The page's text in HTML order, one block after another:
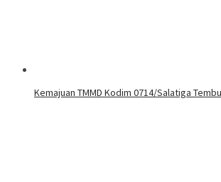
Kemajuan TMMD Kodim 0714/Salatiga